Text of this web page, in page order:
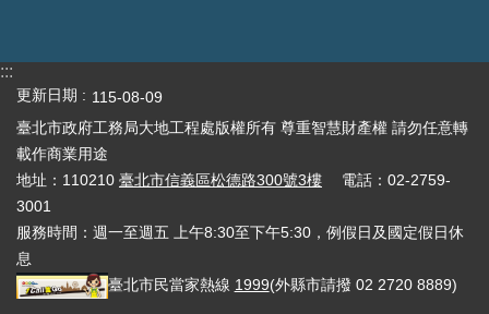
:::
更新日期
115-08-09
臺北市政府工務局大地工程處版權所有 尊重智慧財產權 請勿任意轉
載作商業用途
地址：110210 臺北市信義區松德路300號3樓 電話：02-2759-
3001
服務時間：週一至週五 上午8:30至下午5:30，例假日及國定假日休
息
臺北市民當家熱線 1999(外縣市請撥 02 2720 8889)